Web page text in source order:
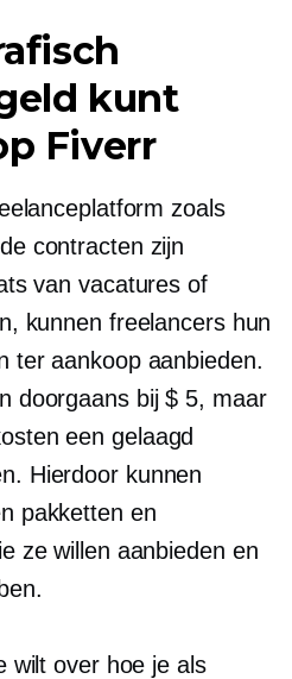
kunt
Fiverr
zoals
contracten zijn
van vacatures of
kunnen freelancers hun
ter aankoop aanbieden.
doorgaans bij $ 5, maar
een gelaagd
Hierdoor kunnen
pakketten en
ze willen aanbieden en
wilt over hoe je als